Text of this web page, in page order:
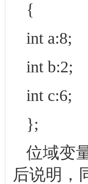
{
int a:8;
int b:2;
int c:6;
};
位域变
后说明，